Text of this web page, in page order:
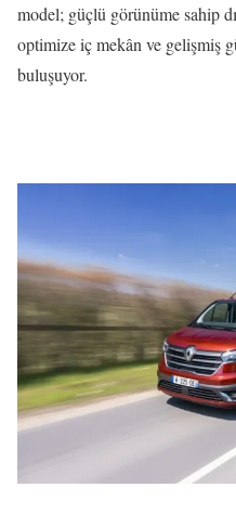
model; güçlü görünüme sahip
optimize iç mekân ve gelişmiş
buluşuyor.